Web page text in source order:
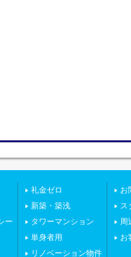
ー
礼金ゼロ
新築・築浅
タワーマンション
単身者用
リノベーション物件
お
ス
周
お